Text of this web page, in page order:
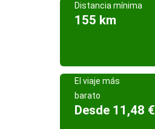
Distancia mínima
155 km
El viaje más
barato
Desde 11,48 €